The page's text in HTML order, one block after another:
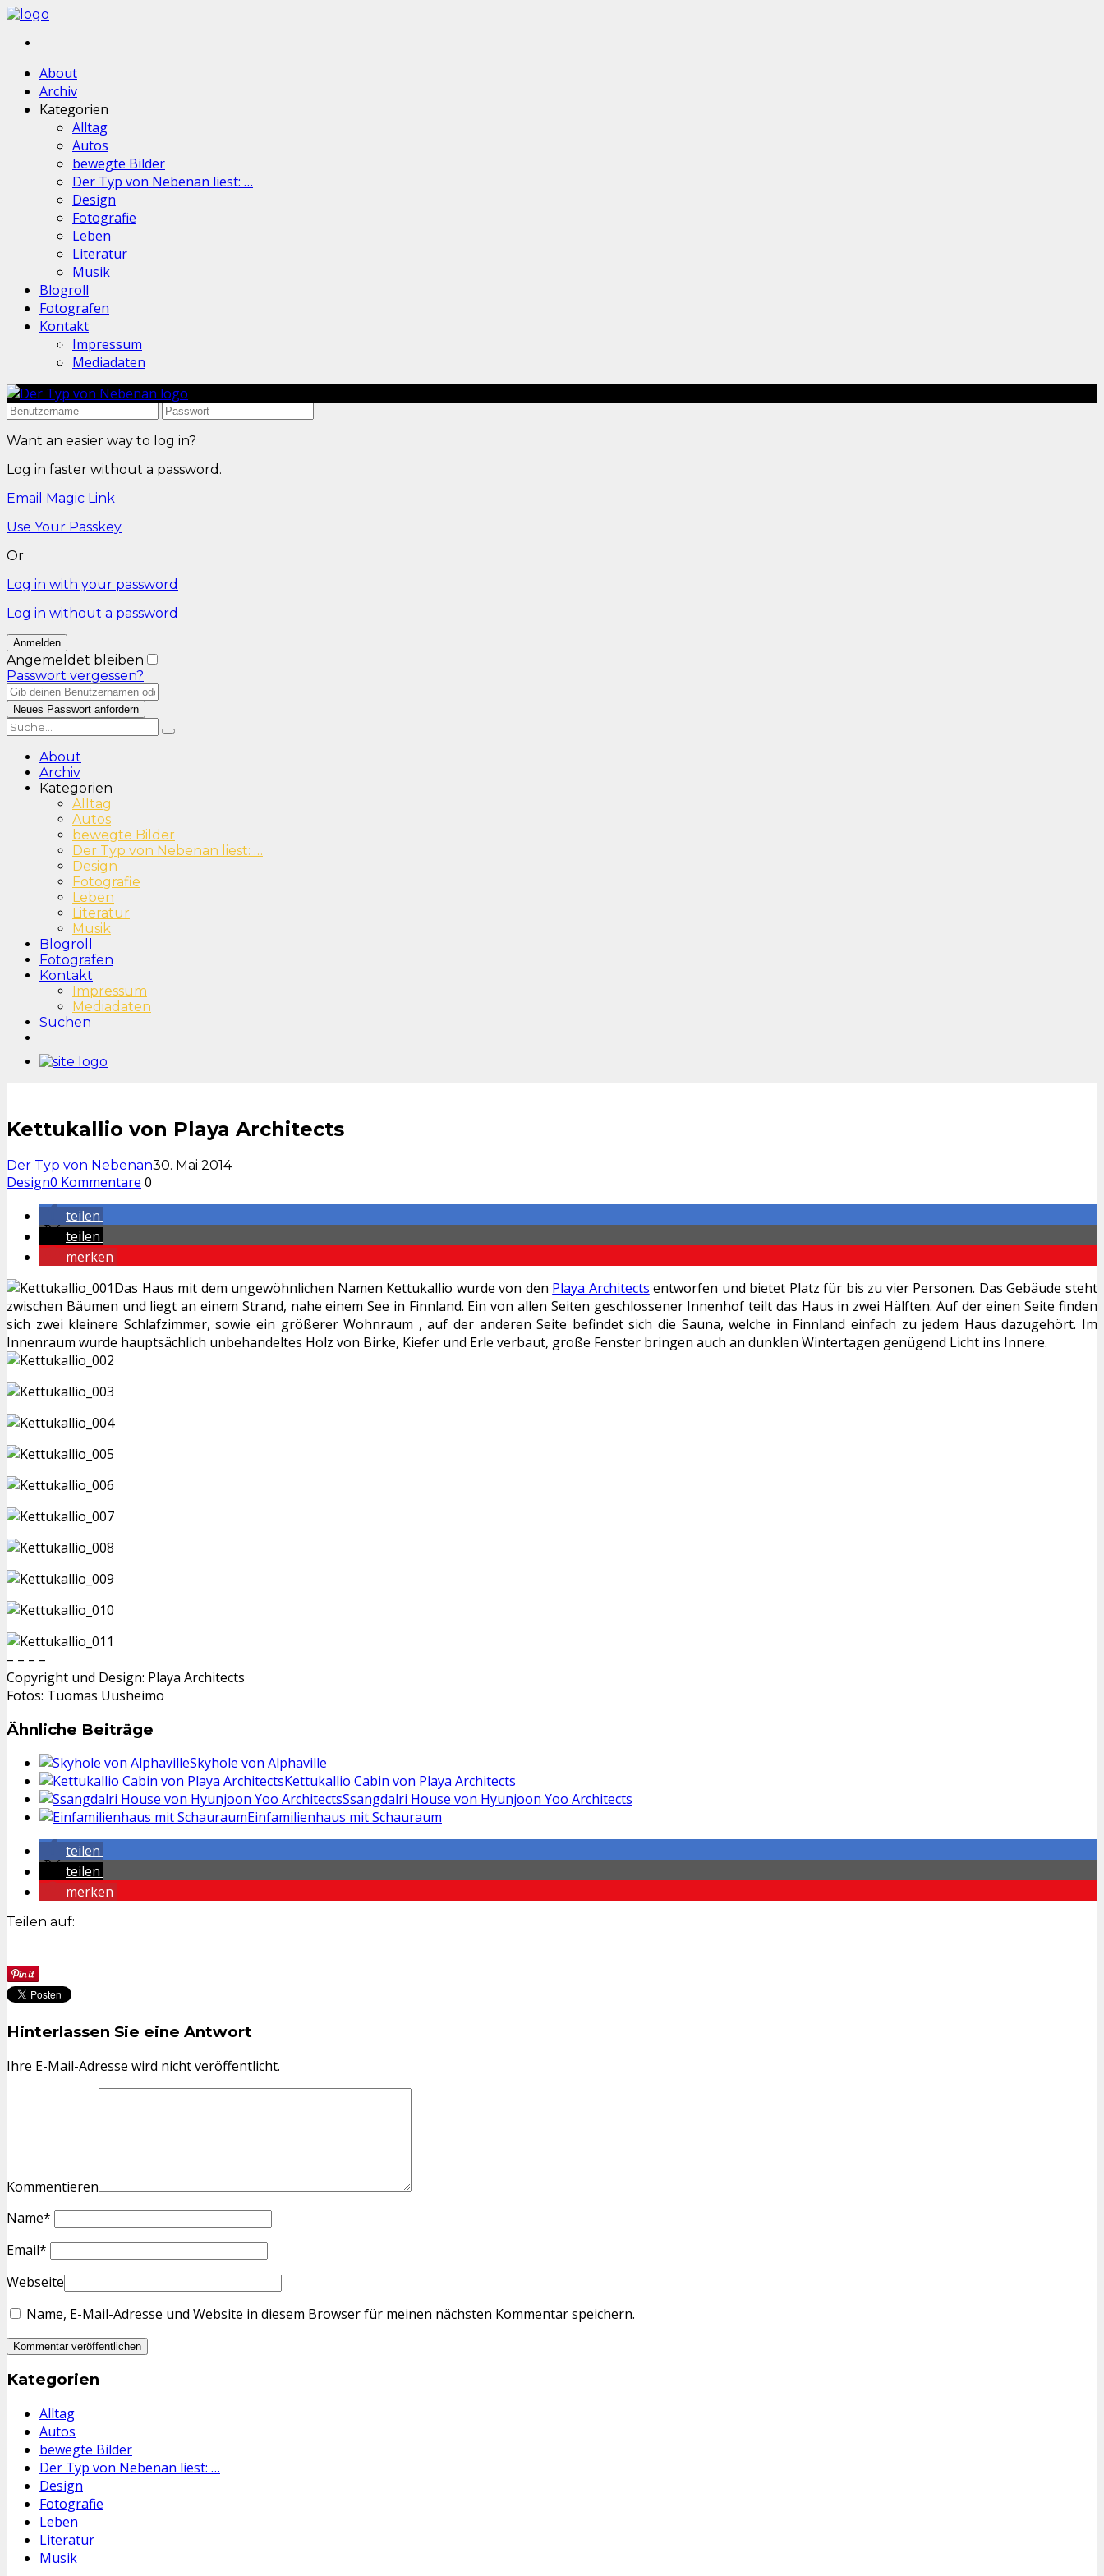
About
Archiv
Kategorien
Alltag
Autos
bewegte Bilder
Der Typ von Nebenan liest: …
Design
Fotografie
Leben
Literatur
Musik
Blogroll
Fotografen
Kontakt
Impressum
Mediadaten
Want an easier way to log in?
Log in faster without a password.
Email Magic Link
Use Your Passkey
Or
Log in with your password
Log in without a password
Angemeldet bleiben
Passwort vergessen?
About
Archiv
Kategorien
Alltag
Autos
bewegte Bilder
Der Typ von Nebenan liest: …
Design
Fotografie
Leben
Literatur
Musik
Blogroll
Fotografen
Kontakt
Impressum
Mediadaten
Suchen
Kettukallio von Playa Architects
Der Typ von Nebenan30. Mai 2014
Design0 Kommentare 0
teilen
teilen
merken
Das Haus mit dem ungewöhnlichen Namen Kettukallio wurde von den Playa Architects entworfen und bietet Platz für bis zu vier Personen. Das Gebäude steht
zwischen Bäumen und liegt an einem Strand, nahe einem See in Finnland. Ein von allen Seiten geschlossener Innenhof teilt das Haus in zwei Hälften. Auf der einen Seite finden
sich zwei kleinere Schlafzimmer, sowie ein größerer Wohnraum , auf der anderen Seite befindet sich die Sauna, welche in Finnland einfach zu jedem Haus dazugehört. Im
Innenraum wurde hauptsächlich unbehandeltes Holz von Birke, Kiefer und Erle verbaut, große Fenster bringen auch an dunklen Wintertagen genügend Licht ins Innere.
– – – –
Copyright und Design: Playa Architects
Fotos: Tuomas Uusheimo
Ähnliche Beiträge
Skyhole von Alphaville
Kettukallio Cabin von Playa Architects
Ssangdalri House von Hyunjoon Yoo Architects
Einfamilienhaus mit Schauraum
teilen
teilen
merken
Teilen auf:
Hinterlassen Sie eine Antwort
Ihre E-Mail-Adresse wird nicht veröffentlicht.
Kommentieren
Name*
Email*
Webseite
Name, E-Mail-Adresse und Website in diesem Browser für meinen nächsten Kommentar speichern.
Kategorien
Alltag
Autos
bewegte Bilder
Der Typ von Nebenan liest: …
Design
Fotografie
Leben
Literatur
Musik